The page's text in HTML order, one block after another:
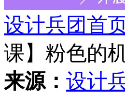
设计兵团首
课】粉色的
来源： 设计